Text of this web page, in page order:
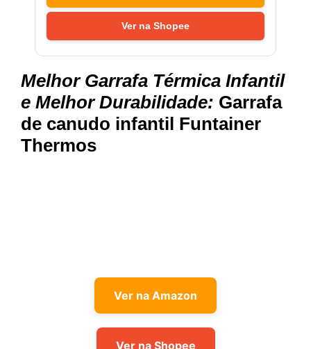
Ver na Shopee
Melhor Garrafa Térmica Infantil
e Melhor Durabilidade: Garrafa
de canudo infantil Funtainer
Thermos
Ver na Amazon
Ver na Shopee